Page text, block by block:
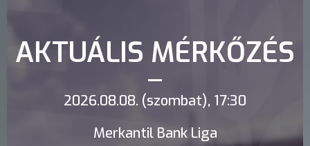
AKTUÁLIS MÉRKŐZÉS
2026.08.08. (szombat), 17:30
Merkantil Bank Liga